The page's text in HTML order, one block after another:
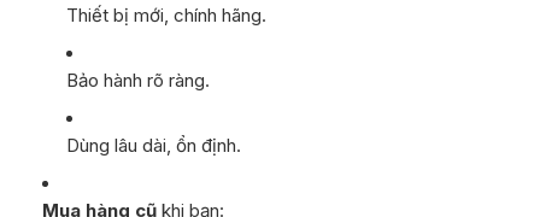
Thiết bị mới, chính hãng.
Bảo hành rõ ràng.
Dùng lâu dài, ổn định.
Mua hàng cũ khi bạn: